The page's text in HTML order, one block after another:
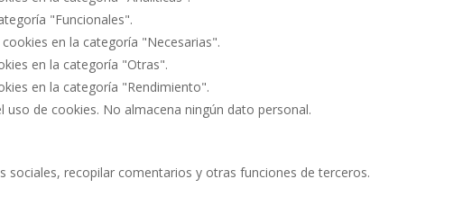
"Funcionales".
en la categoría "Necesarias".
en la categoría "Otras".
en la categoría "Rendimiento".
de cookies. No almacena ningún dato personal.
recopilar comentarios y otras funciones de terceros.